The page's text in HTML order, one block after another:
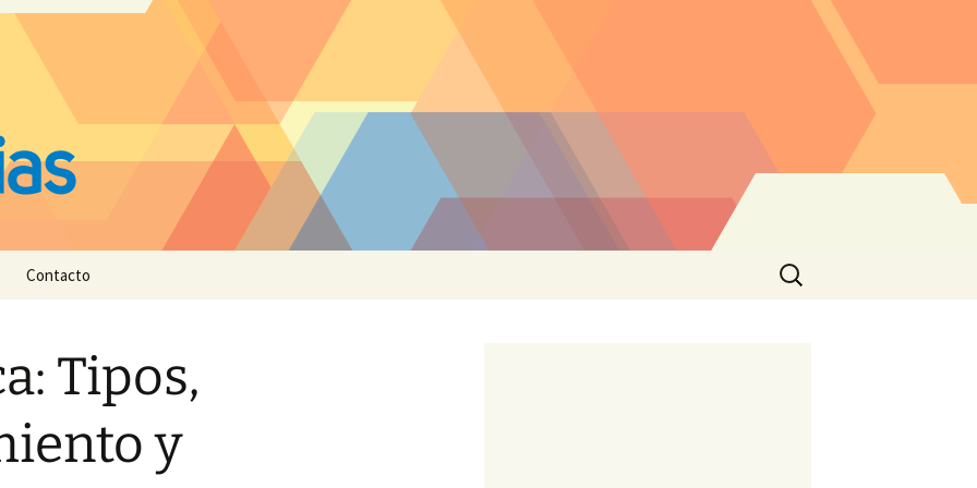
Contacto
Buscar:
Tipos,
y